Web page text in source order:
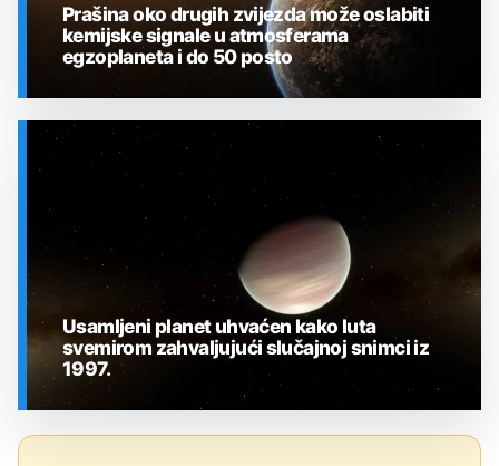
SVEMIR
Prašina oko drugih zvijezda može oslabiti
kemijske signale u atmosferama
egzoplaneta i do 50 posto
Usamljeni planet uhvaćen kako luta
svemirom zahvaljujući slučajnoj snimci iz
1997.